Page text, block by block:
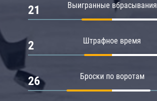
Выигранные вбрасывания
21
Штрафное время
2
Броски по воротам
26